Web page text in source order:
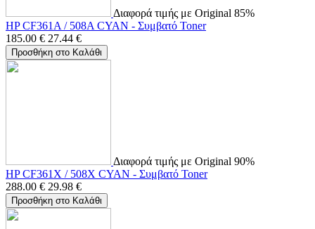
Διαφορά τιμής με Original 85%
HP CF361A / 508A CYAN - Συμβατό Toner
185.00 € 27.44 €
Προσθήκη στο Καλάθι
Διαφορά τιμής με Original 90%
HP CF361X / 508X CYAN - Συμβατό Toner
288.00 € 29.98 €
Προσθήκη στο Καλάθι